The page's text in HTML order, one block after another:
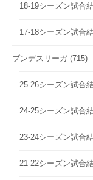
18-19シーズン試合
17-18シーズン試合
ブンデスリーガ (715)
25-26シーズン試合
24-25シーズン試合
23-24シーズン試合
21-22シーズン試合